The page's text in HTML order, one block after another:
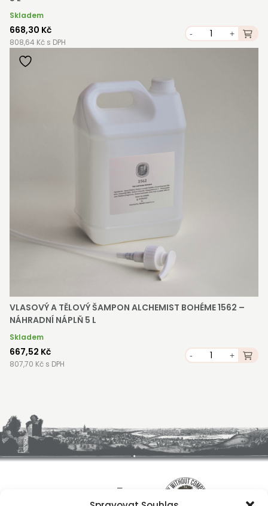
Skladem
668,30 Kč
808,64 Kč s DPH
- +
VLASOVÝ A TĚLOVÝ ŠAMPON ALCHEMIST BOHÉME 1562 –
NÁHRADNÍ NÁPLŇ 5 L
Skladem
667,52 Kč
807,70 Kč s DPH
- +